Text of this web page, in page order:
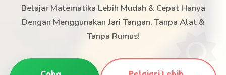
Belajar Matematika Lebih Mudah & Cepat Hanya
Dengan Menggunakan Jari Tangan. Tanpa Alat &
Tanpa Rumus!